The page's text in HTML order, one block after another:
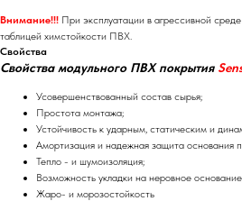
Внимание!!! При эксплуатации в агрессивной
таблицей химстойкости ПВХ.
Свойства
Свойства модульного ПВХ покрытия
Усовершенствованный состав сырья;
Простота монтажа;
Устойчивость к ударным, статическим и
Амортизация и надежная защита основания
Тепло - и шумоизоляция;
Возможность укладки на неровное
Жаро- и морозостойкость